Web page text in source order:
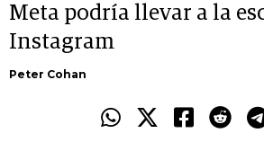
Meta podría llevar a la
Instagram
Peter Cohan